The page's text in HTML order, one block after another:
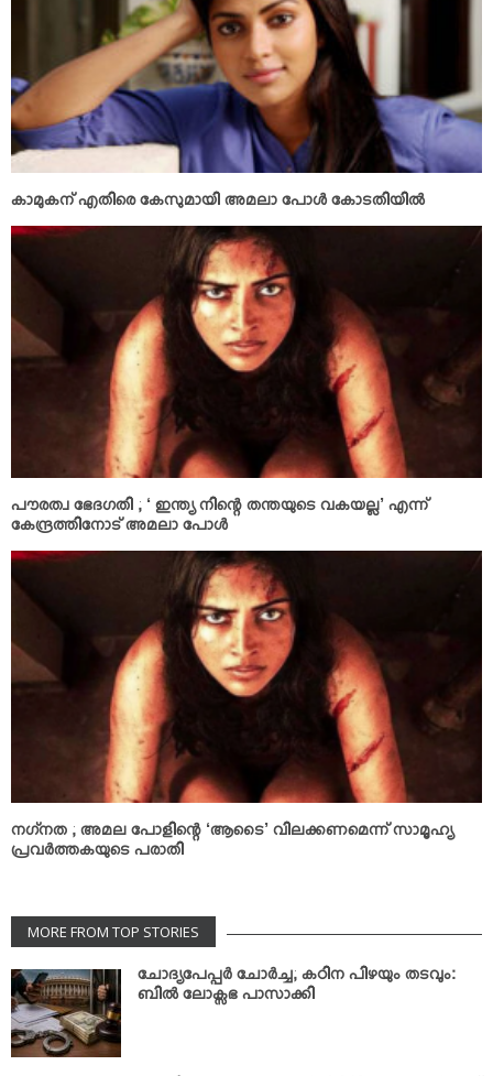
കാമുകന് എതിരെ കേസുമായി അമലാ പോള്‍ കോടതിയില്‍
പൗരത്വ ഭേദഗതി ; ‘ ഇന്ത്യ നിന്റെ തന്തയുടെ വകയല്ല’ എന്ന്
കേന്ദ്രത്തിനോട് അമലാ പോള്‍
നഗ്‌നത ; അമല പോളിന്റെ ‘ആടൈ’ വിലക്കണമെന്ന് സാമൂഹ്യ
പ്രവര്‍ത്തകയുടെ പരാതി
MORE FROM TOP STORIES
ചോദ്യപേപ്പര്‍ ചോര്‍ച്ച; കഠിന പിഴയും തടവും:
ബില്‍ ലോക്സഭ പാസാക്കി